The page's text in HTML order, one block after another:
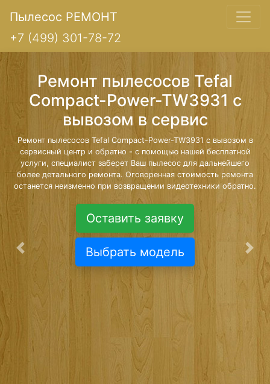
Пылесос РЕМОНТ
+7 (499) 301-78-72
Ремонт пылесосов Tefal
Compact-Power-TW3931 с
вывозом в сервис
Ремонт пылесосов Tefal Compact-Power-TW3931 с вывозом в
сервисный центр и обратно - с помощью нашей бесплатной
услуги, специалист заберет Ваш пылесос для дальнейшего
более детального ремонта. Оговоренная стоимость ремонта
останется неизменно при возвращении видеотехники обратно.
Оставить заявку
Выбрать модель
Предыдущая